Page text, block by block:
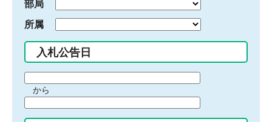
部局
所属
入札公告日
間
始
から
間